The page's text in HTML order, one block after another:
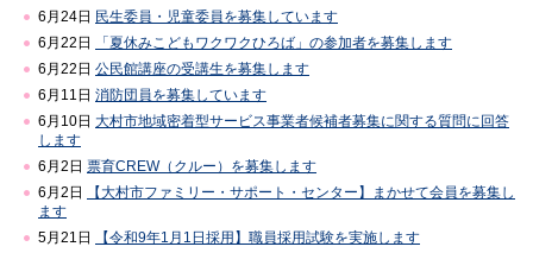
6月24日 民生委員・児童委員を募集しています
6月22日
「夏休みこどもワクワクひろば」の参加者を募集します
6月22日 公民館講座の受講生を募集します
6月11日 消防団員を募集しています
6月10日 大村市地域密着型サービス事業者候補者募集に関する質問に回答
します
6月2日 票育CREW（クルー）を募集します
6月2日
【大村市ファミリー・サポート・センター】まかせて会員を募集し
ます
5月21日
【令和9年1月1日採用】職員採用試験を実施します